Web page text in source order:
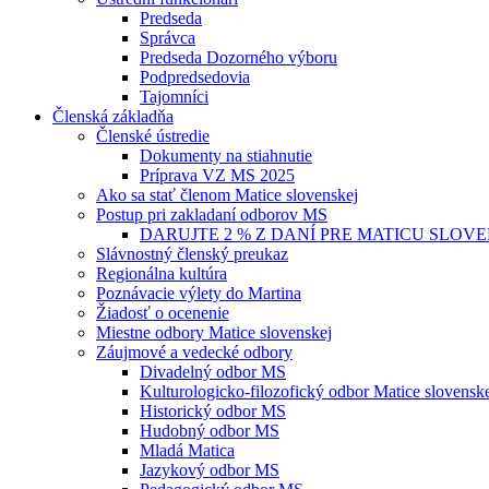
Predseda
Správca
Predseda Dozorného výboru
Podpredsedovia
Tajomníci
Členská základňa
Členské ústredie
Dokumenty na stiahnutie
Príprava VZ MS 2025
Ako sa stať členom Matice slovenskej
Postup pri zakladaní odborov MS
DARUJTE 2 % Z DANÍ PRE MATICU
Slávnostný členský preukaz
Regionálna kultúra
Poznávacie výlety do Martina
Žiadosť o ocenenie
Miestne odbory Matice slovenskej
Záujmové a vedecké odbory
Divadelný odbor MS
Kulturologicko-filozofický odbor Matice
Historický odbor MS
Hudobný odbor MS
Mladá Matica
Jazykový odbor MS